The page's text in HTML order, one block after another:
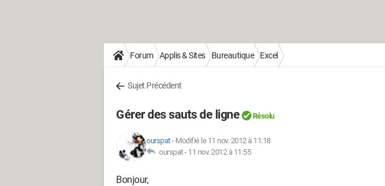
Forum Applis & Sites Bureautique Excel
Sujet Précédent
Gérer des sauts de ligne Résolu
ourspat- Modifié le 11 nov. 2012 à 11:18
ourspat - 11 nov. 2012 à 11:55
Bonjour,